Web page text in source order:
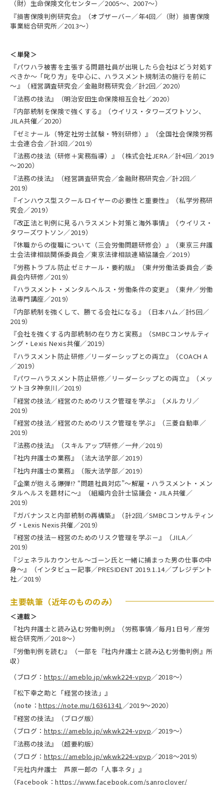
（財）生命保険文化センター／2005～、2007～）
『損害保険判例研究会』（オブザーバー／年4回／（財）損害保険
事業総合研究所／2013～）
＜単発＞
『パワハラ被害を主張する問題社員が出現したら会社はどう対処す
べきか～「叱り方」を中心に、ハラスメント規制法の施行を前に
～』（経営調査研究会／金融財務研究会／計2回／2020）
『法務の技法』（明治安田生命保険相互会社／2020）
『内部統制を保険で強くする』（ウイリス・タワーズワトソン、
JILA共催／2020）
『ゼミナール（特定社労士試験・特別研修）』（全国社会保険労務
士会連合会／計3回／2019）
『法務の技法（研修＋実務指導）』（株式会社JERA／計4回／2019
～2020）
『法務の技法』（経営調査研究会／金融財務研究会／計2回／
2019）
『インハウス型スクールロイヤーの必要性と重要性』（私学労務研
究会／2019）
『改正法と判例に見るハラスメント対策と海外事情』（ウイリス・
タワーズワトソン／2019）
『休職からの復職について（三会労働問題研修会）』（東京三弁護
士会法律相談関係委員会／東京法律相談連絡協議会／2019）
『労務トラブル防止ゼミナール・要約版』（東弁労働法委員会／委
員会内研修／2019）
『ハラスメント・メンタルヘルス・労働条件の変更』（東弁／労働
法専門講座／2019）
『内部統制を強くして、勝てる会社になる』（日本ハム／計5回／
2019）
『会社を強くする内部統制の在り方と実務』（SMBCコンサルティ
ング・Lexis Nexis共催／2019）
『ハラスメント防止研修／リーダーシップとの両立』（COACH A
／2019）
『パワーハラスメント防止研修／リーダーシップとの両立』（メッ
ツトヨタ神奈川／2019）
『経営の技法／経営のためのリスク管理を学ぶ』（メルカリ／
2019）
『経営の技法／経営のためのリスク管理を学ぶ』（三菱自動車／
2019）
『法務の技法』（スキルアップ研修／一弁／2019）
『社内弁護士の業務』（法大法学部／2019）
『社内弁護士の業務』（阪大法学部／2019）
『企業が抱える爆弾!? “問題社員対応”～解雇・ハラスメント・メン
タルヘルスを題材に～』（組織内会計士協議会・JILA共催／
2019）
『ガバナンスと内部統制の再構築』（計2回／SMBCコンサルティン
グ・Lexis Nexis共催／2019）
『経営の技法－経営のためのリスク管理を学ぶ－』（JILA／
2019）
『ジェネラルカウンセル～ゴーン氏と一緒に捕まった男の仕事の中
身～』（インタビュー記事／PRESIDENT 2019.1.14／プレジデント
社／2019）
主要執筆（近年のもののみ）
＜連載＞
『社内弁護士と読み込む労働判例』（労務事情／毎月1日号／産労
総合研究所／2018～）
『労働判例を読む』（一部を『社内弁護士と読み込む労働判例』所
収）
（ブログ： https://ameblo.jp/wkwk224-vpvp／2018～）
『松下幸之助と「経営の技法」』
（note：https://note.mu/16361341／2019～2020）
『経営の技法』（ブログ版）
（ブログ： https://ameblo.jp/wkwk224-vpvp／2019～）
『法務の技法』（超要約版）
（ブログ： https://ameblo.jp/wkwk224-vpvp／2018～2019）
『元社内弁護士 芦原一郎の「人事ネタ」』
（Facebook：https://www.facebook.com/sanroclover/